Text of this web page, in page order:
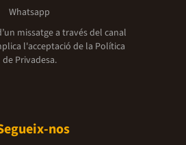
Whatsapp
missatge a través del canal
l'acceptació de la Política
de Privadesa.
nos